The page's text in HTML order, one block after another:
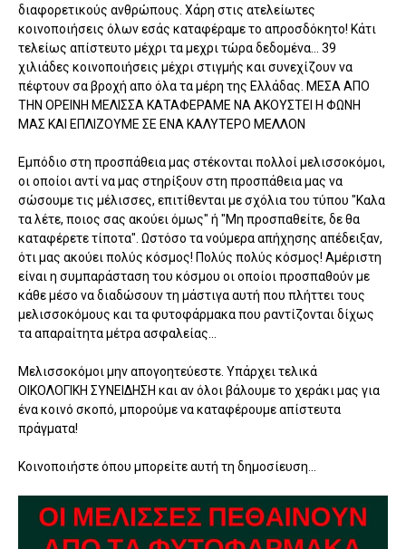
διαφορετικούς ανθρώπους. Χάρη στις ατελείωτες
κοινοποιήσεις όλων εσάς καταφέραμε το απροσδόκητο! Κάτι
τελείως απίστευτο μέχρι τα μεχρι τώρα δεδομένα... 39
χιλιάδες κοινοποιήσεις μέχρι στιγμής και συνεχίζουν να
πέφτουν σα βροχή απο όλα τα μέρη της Ελλάδας. ΜΕΣΑ ΑΠΟ
ΤΗΝ ΟΡΕΙΝΗ ΜΕΛΙΣΣΑ ΚΑΤΑΦΕΡΑΜΕ ΝΑ ΑΚΟΥΣΤΕΙ Η ΦΩΝΗ
ΜΑΣ ΚΑΙ ΕΠΛΙΖΟΥΜΕ ΣΕ ΕΝΑ ΚΑΛΥΤΕΡΟ ΜΕΛΛΟΝ
Εμπόδιο στη προσπάθεια μας στέκονται πολλοί μελισσοκόμοι,
οι οποίοι αντί να μας στηρίξουν στη προσπάθεια μας να
σώσουμε τις μέλισσες, επιτίθενται με σχόλια του τύπου "Καλα
τα λέτε, ποιος σας ακούει όμως" ή "Μη προσπαθείτε, δε θα
καταφέρετε τίποτα". Ωστόσο τα νούμερα απήχησης απέδειξαν,
ότι μας ακούει πολύς κόσμος! Πολύς πολύς κόσμος! Αμέριστη
είναι η συμπαράσταση του κόσμου οι οποίοι προσπαθούν με
κάθε μέσο να διαδώσουν τη μάστιγα αυτή που πλήττει τους
μελισσοκόμους και τα φυτοφάρμακα που ραντίζονται δίχως
τα απαραίτητα μέτρα ασφαλείας...
Μελισσοκόμοι μην απογοητεύεστε. Υπάρχει τελικά
ΟΙΚΟΛΟΓΙΚΗ ΣΥΝΕΙΔΗΣΗ και αν όλοι βάλουμε το χεράκι μας για
ένα κοινό σκοπό, μπορούμε να καταφέρουμε απίστευτα
πράγματα!
Κοινοποιήστε όπου μπορείτε αυτή τη δημοσίευση...